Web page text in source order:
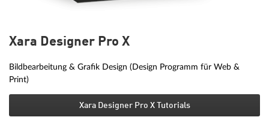
Xara Designer Pro X
Bildbearbeitung & Grafik Design (Design Programm für Web &
Print)
Xara Designer Pro X Tutorials